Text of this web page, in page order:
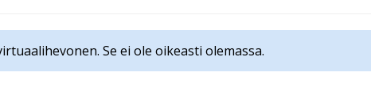
Se ei ole oikeasti olemassa.